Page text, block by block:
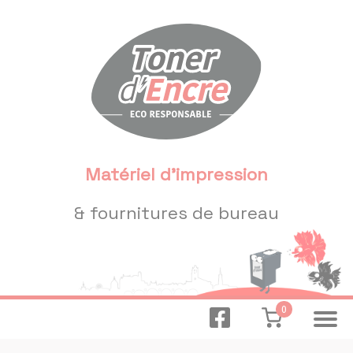
Matériel d'impression
& fournitures de bureau
0